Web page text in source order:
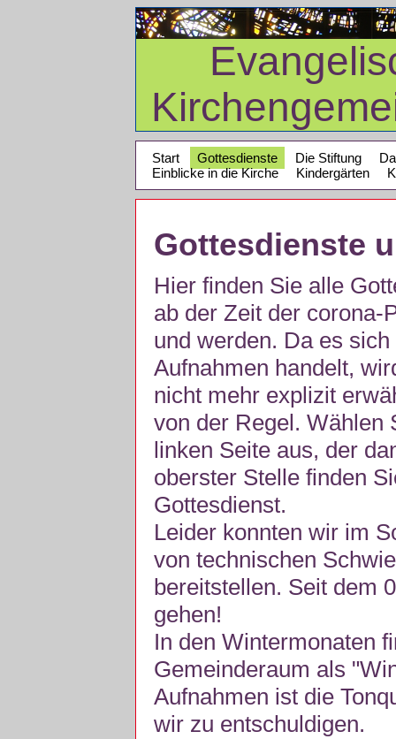
Start Gottesdienste Die Stiftung
Einblicke in die Kirche
Kindergärten
Gottesdienste
Hier finden Sie alle
ab der Zeit der corona-
und werden. Da es
Aufnahmen handelt,
nicht mehr explizit
von der Regel. Wählen
linken Seite aus, der
oberster Stelle finden
Gottesdienst.
Leider konnten wir im
von technischen
bereitstellen. Seit dem
gehen!
In den Wintermonaten
Gemeinderaum als
Aufnahmen ist die
wir zu entschuldigen.